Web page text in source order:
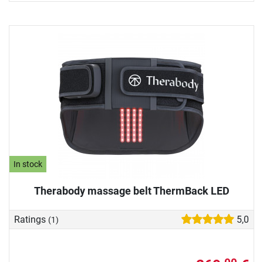
In stock
Therabody massage belt ThermBack LED
Ratings (1) 5,0